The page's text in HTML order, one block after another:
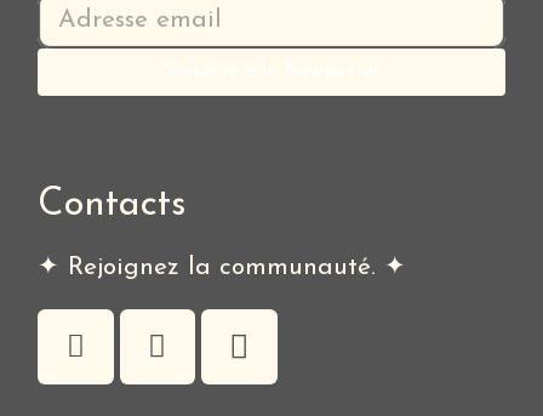
Contacts
✦ Rejoignez la communauté. ✦